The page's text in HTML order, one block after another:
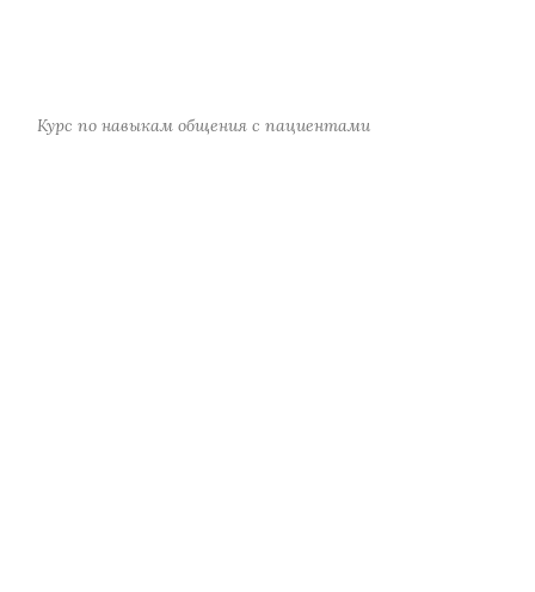
Курс по навыкам общения с пациентами